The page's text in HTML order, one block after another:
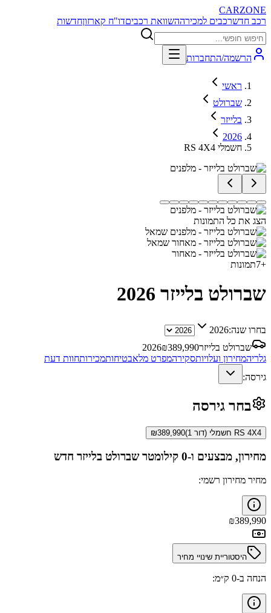
CARZONE
רכב חדשרכבים למכירההשוואת רכביםדו"ח קארזוןחדשות
הרשמה/התחברות
ראשי
שברולט
בלייזר
2026
RS 4X4 חשמלי
הצג את כל התמונות
+
7תמונות
שברולט בלייזר 2026
בחרו שנה:2026
שברולט בלייזר
2026₪389,990
גלריהמחירון ועלויותסקירהמפרט מלאבטיחותמכירותחוות דעת
גירסה:
בחר גירסה
RS 4X4 חשמלי (דור 1) ₪389,990
מחירון, מבצעים ו-0 קילומטר שברולט בלייזר חדש
מחיר מחירון רשמי:
₪389,990
היסטוריית שינויי מחיר
הנחה ב-0 ק״מ: